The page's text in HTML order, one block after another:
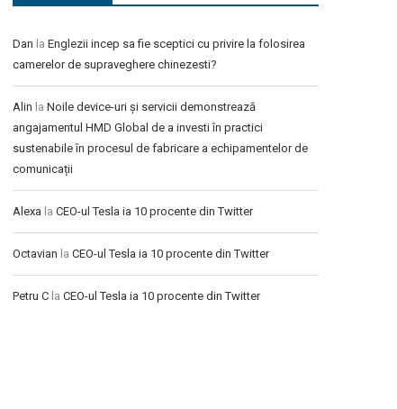
Dan la Englezii incep sa fie sceptici cu privire la folosirea
camerelor de supraveghere chinezesti?
Alin la Noile device-uri și servicii demonstrează
angajamentul HMD Global de a investi în practici
sustenabile în procesul de fabricare a echipamentelor de
comunicații
Alexa la CEO-ul Tesla ia 10 procente din Twitter
Octavian la CEO-ul Tesla ia 10 procente din Twitter
Petru C la CEO-ul Tesla ia 10 procente din Twitter